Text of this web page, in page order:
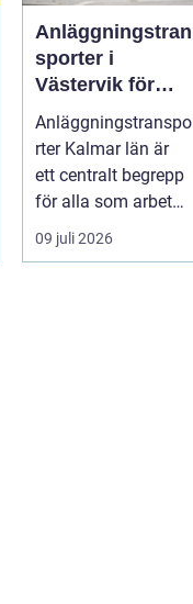
Anläggningstran
sporter i
Västervik för
effektiva
byggprojekt
Anläggningstranspo
rter Kalmar län är
ett centralt begrepp
för alla som arbetar
m...
09 juli 2026